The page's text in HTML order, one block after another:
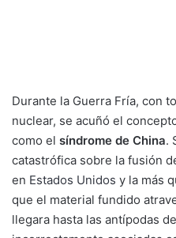
Durante la Guerra Fría, con
nuclear, se acuñó el
como el síndrome de China.
catastrófica sobre la fusión
en Estados Unidos y la más
que el material fundido
llegara hasta las antípodas